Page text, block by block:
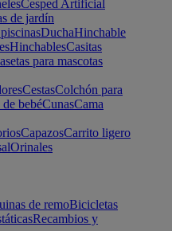
Cesped Artificial
de jardín
DuchaHinchable
HinchablesCasitas
para mascotas
CestasColchón para
bebéCunasCama
CapazosCarrito ligero
Orinales
de remoBicicletas
Recambios y